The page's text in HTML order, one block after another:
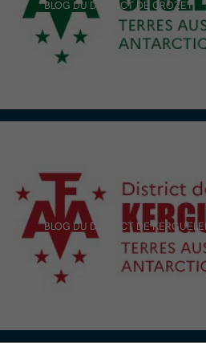
BLOG DU DISTRICT DE CROZET
BLOG DU DISTRICT DE